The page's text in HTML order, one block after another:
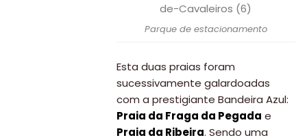
Parque de estacionamento
Esta duas praias foram
sucessivamente galardoadas
com a prestigiante Bandeira Azul:
Praia da Fraga da Pegada e
Praia da Ribeira. Sendo uma